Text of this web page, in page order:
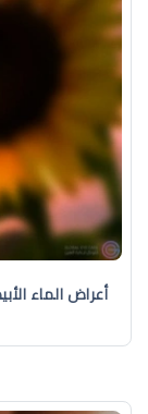
أعراض الماء